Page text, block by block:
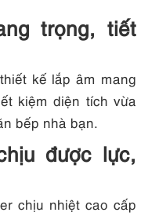
trọng, tiết
kế lắp âm mang
kiệm diện tích vừa
bếp nhà bạn.
được lực,
chịu nhiệt cao cấp